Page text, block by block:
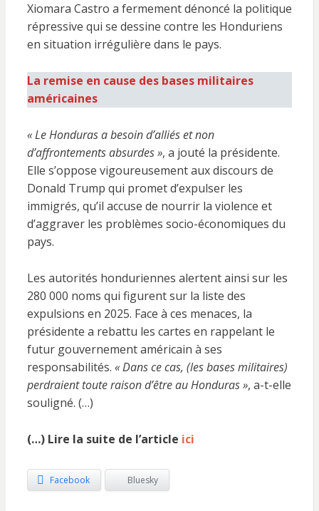
Xiomara Castro a fermement dénoncé la politique
répressive qui se dessine contre les Honduriens
en situation irrégulière dans le pays.
La remise en cause des bases militaires
américaines
« Le Honduras a besoin d’alliés et non
d’affrontements absurdes », a jouté la présidente.
Elle s’oppose vigoureusement aux discours de
Donald Trump qui promet d’expulser les
immigrés, qu’il accuse de nourrir la violence et
d’aggraver les problèmes socio-économiques du
pays.
Les autorités honduriennes alertent ainsi sur les
280 000 noms qui figurent sur la liste des
expulsions en 2025. Face à ces menaces, la
présidente a rebattu les cartes en rappelant le
futur gouvernement américain à ses
responsabilités. « Dans ce cas, (les bases militaires)
perdraient toute raison d’être au Honduras », a-t-elle
souligné. (…)
(…) Lire la suite de l’article ici
Facebook Bluesky